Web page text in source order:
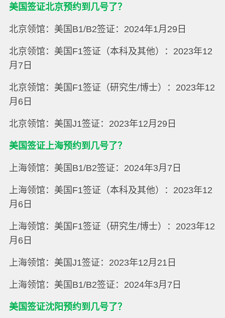
美国签证北京预约到几号了？
北京领馆：美国B1/B2签证：2024年1月29日
北京领馆：美国F1签证（本科及其他）：2023年12
月7日
北京领馆：美国F1签证（研究生/博士）：2023年12
月6日
北京领馆：美国J1签证：2023年12月29日
美国签证上海预约到几号了？
上海领馆：美国B1/B2签证：2024年3月7日
上海领馆：美国F1签证（本科及其他）：2023年12
月6日
上海领馆：美国F1签证（研究生/博士）：2023年12
月6日
上海领馆：美国J1签证：2023年12月21日
上海领馆：美国B1/B2签证：2024年3月7日
美国签证沈阳预约到几号了？